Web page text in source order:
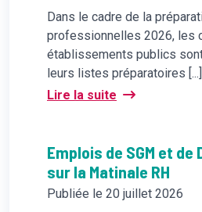
Dans le cadre de la
professionnelles 2026, les
établissements publics
leurs listes préparatoires [...]
Lire la suite
Emplois de SGM et de
sur la Matinale RH
Publiée le 20 juillet 2026